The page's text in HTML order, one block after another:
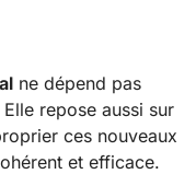
ne dépend pas
repose aussi sur
ces nouveaux
et efficace.